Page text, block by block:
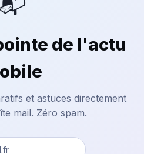
de l'actu
et astuces directement
mail. Zéro spam.